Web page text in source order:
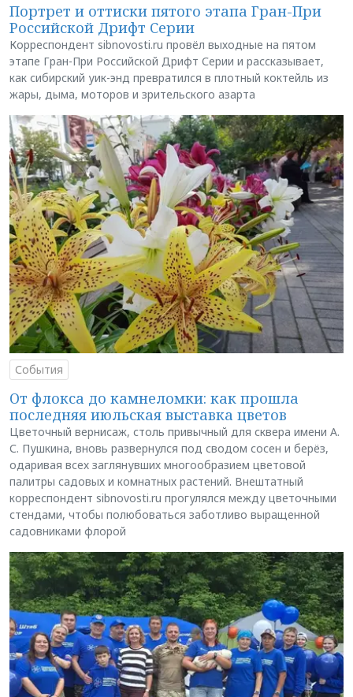
Портрет и оттиски пятого этапа Гран-При
Российской Дрифт Серии
Корреспондент sibnovosti.ru провёл выходные на пятом
этапе Гран-При Российской Дрифт Серии и рассказывает,
как сибирский уик-энд превратился в плотный коктейль из
жары, дыма, моторов и зрительского азарта
События
От флокса до камнеломки: как прошла
последняя июльская выставка цветов
Цветочный вернисаж, столь привычный для сквера имени А.
С. Пушкина, вновь развернулся под сводом сосен и берёз,
одаривая всех заглянувших многообразием цветовой
палитры садовых и комнатных растений. Внештатный
корреспондент sibnovosti.ru прогулялся между цветочными
стендами, чтобы полюбоваться заботливо выращенной
садовниками флорой